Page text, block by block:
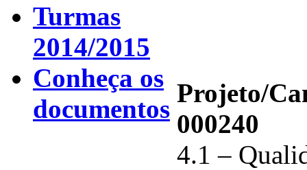
Projeto/
000240
4.1 –
Turmas
2014/2015
Conheça os
documentos